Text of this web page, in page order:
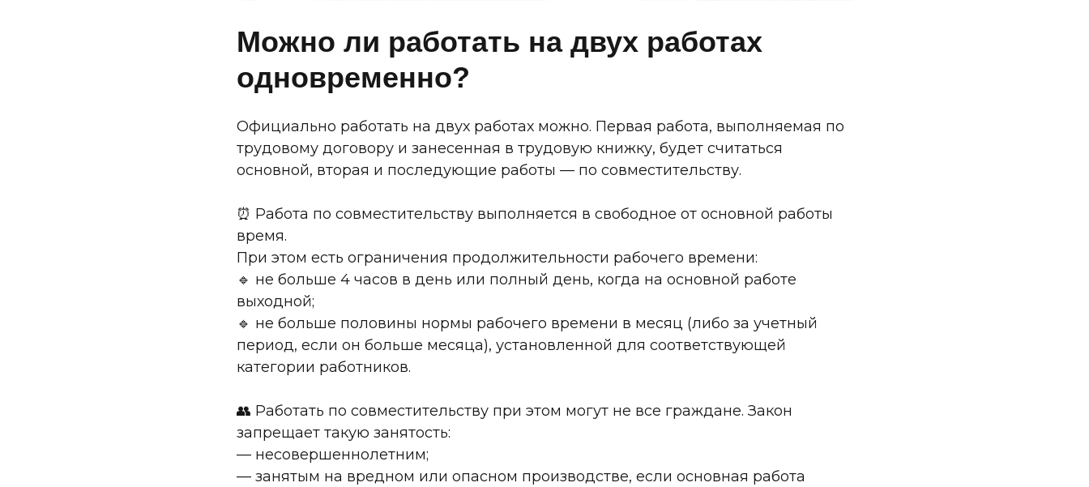
Можно ли работать на двух работах
одновременно?
Официально работать на двух работах можно. Первая работа, выполняемая по
трудовому договору и занесенная в трудовую книжку, будет считаться
основной, вторая и последующие работы — по совместительству.
⏰ Работа по совместительству выполняется в свободное от основной работы
время.
При этом есть ограничения продолжительности рабочего времени:
🔹 не больше 4 часов в день или полный день, когда на основной работе
выходной;
🔹 не больше половины нормы рабочего времени в месяц (либо за учетный
период, если он больше месяца), установленной для соответствующей
категории работников.
👥 Работать по совместительству при этом могут не все граждане. Закон
запрещает такую занятость:
— несовершеннолетним;
— занятым на вредном или опасном производстве, если основная работа